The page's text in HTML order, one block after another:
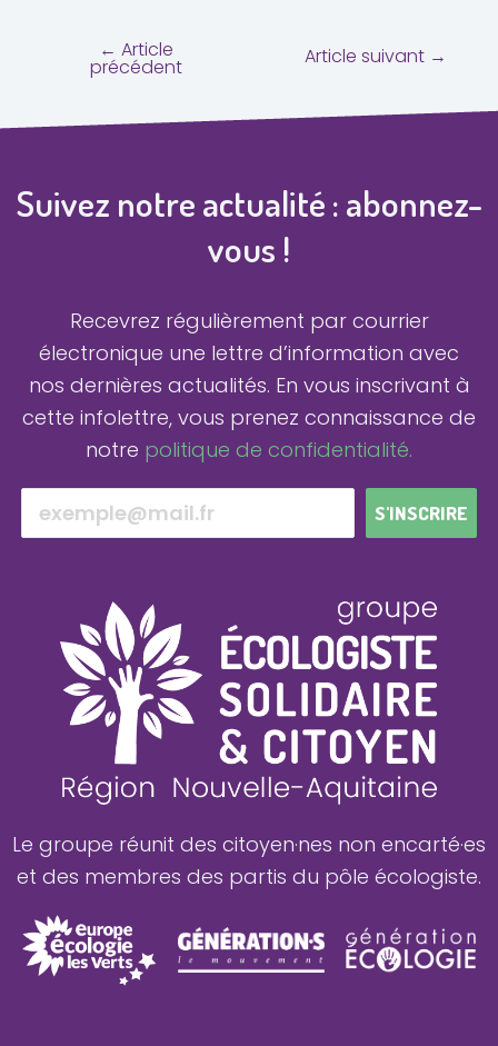
← Article
précédent Article suivant →
Suivez notre actualité : abonnez-
vous !
Recevrez régulièrement par courrier
électronique une lettre d’information avec
nos dernières actualités. En vous inscrivant à
cette infolettre, vous prenez connaissance de
notre politique de confidentialité.
S'INSCRIRE
Le groupe réunit des citoyen·nes non encarté·es
et des membres des partis du pôle écologiste.